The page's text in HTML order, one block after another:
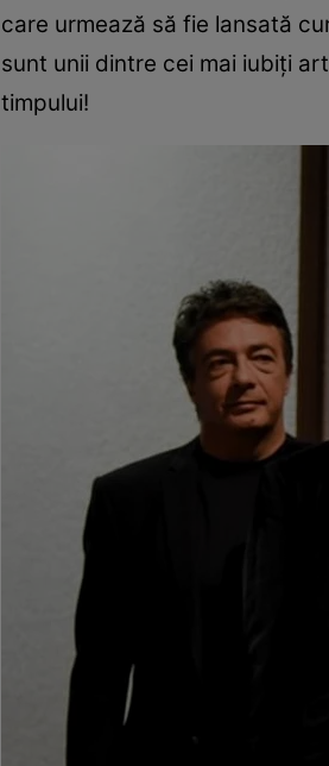
care urmează să fie lansată
sunt unii dintre cei mai iubiți
timpului!